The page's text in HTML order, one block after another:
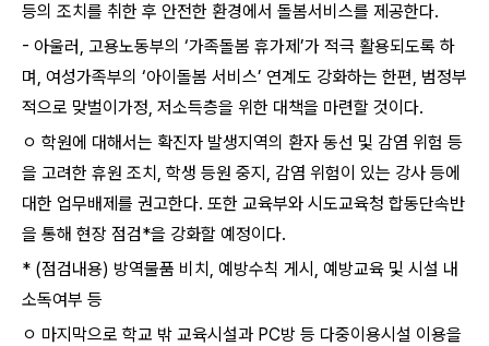
등의 조치를 취한 후 안전한 환경에서 돌봄서비스를 제공한다.
- 아울러, 고용노동부의 ‘가족돌봄 휴가제’가 적극 활용되도록 하
며, 여성가족부의 ‘아이돌봄 서비스’ 연계도 강화하는 한편, 범정부
적으로 맞벌이가정, 저소득층을 위한 대책을 마련할 것이다.
ㅇ 학원에 대해서는 확진자 발생지역의 환자 동선 및 감염 위험 등
을 고려한 휴원 조치, 학생 등원 중지, 감염 위험이 있는 강사 등에
대한 업무배제를 권고한다. 또한 교육부와 시도교육청 합동단속반
을 통해 현장 점검*을 강화할 예정이다.
* (점검내용) 방역물품 비치, 예방수칙 게시, 예방교육 및 시설 내
소독여부 등
ㅇ 마지막으로 학교 밖 교육시설과 PC방 등 다중이용시설 이용을